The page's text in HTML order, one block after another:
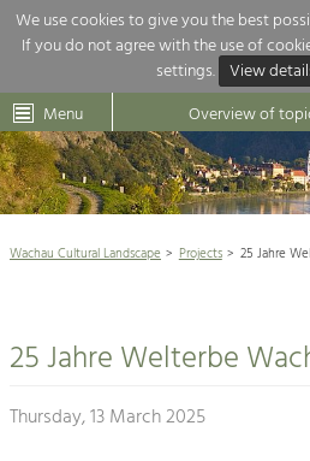
We use cookies to give you the best
If you do not agree with the use of
settings. View
Dunkelsteinerwald
Wachau
Cultural
Landscape
Menu Overview of
News
Wachau Cultural Landscape
Rückblick 25 Jahre Jubiläum
Architecture
Agriculture & Tourism
Overview of topics
Development within our region is
provide you with an overview of our main
information, simply click on the topic to
Maintenance, Regulation and Further
Building Culture
Wachau Cultural Landscape Projects 25 Jahre
25 Jahre Welterbe
Thursday, 13 March 2025